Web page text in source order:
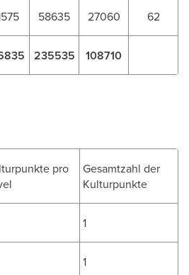
58635 27060 62
235535 108710
pro
Gesamtzahl der
Kulturpunkte
1
1